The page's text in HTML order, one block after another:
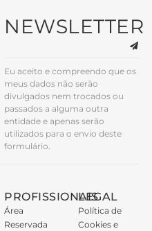
NEWSLETTER
Eu aceito e compreendo que os
meus dados não serão
divulgados nem trocados ou
passados a alguma outra
entidade e apenas serão
utilizados para o envio deste
formulário.
PROFISSIONAIS
Área
Reservada
LEGAL
Política de
Cookies e